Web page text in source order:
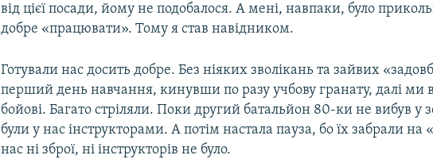
від цієї посади, йому не подобалося. А мені, навпаки, було
добре «працювати». Тому я став навідником.
Готували нас досить добре. Без ніяких зволікань та зайвих
перший день навчання, кинувши по разу учбову гранату, далі ми
бойові. Багато стріляли. Поки другий батальйон 80-ки не вибув у
були у нас інструкторами. А потім настала пауза, бо їх забрали на
нас ні зброї, ні інструкторів не було.